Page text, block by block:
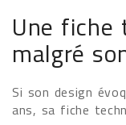
Une fiche
malgré
Si son design
ans, sa fiche